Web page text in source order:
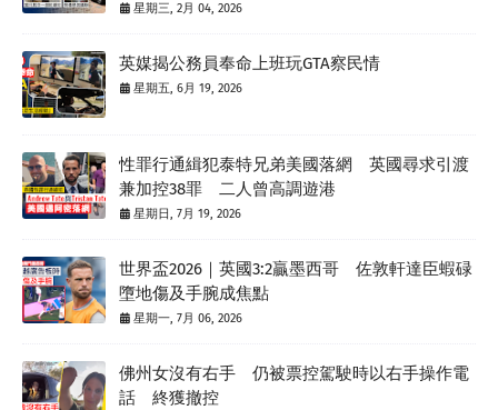
星期三, 2月 04, 2026
英媒揭公務員奉命上班玩GTA察民情
星期五, 6月 19, 2026
性罪行通緝犯泰特兄弟美國落網 英國尋求引渡
兼加控38罪 二人曾高調遊港
星期日, 7月 19, 2026
世界盃2026｜英國3:2贏墨西哥 佐敦軒達臣蝦碌
墮地傷及手腕成焦點
星期一, 7月 06, 2026
佛州女沒有右手 仍被票控駕駛時以右手操作電
話 終獲撤控